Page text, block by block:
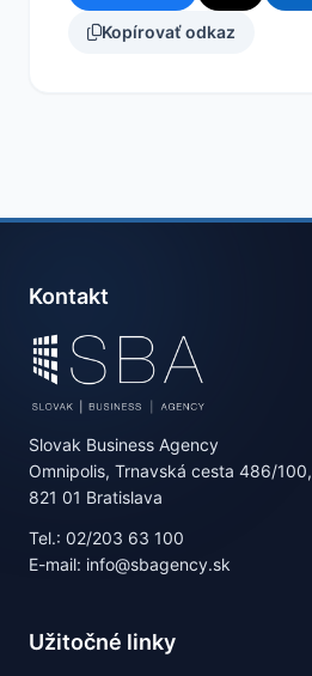
Kopírovať odkaz
Kontakt
Slovak Business Agency
Omnipolis, Trnavská cesta 486/100,
821 01 Bratislava
Tel.: 02/203 63 100
E-mail: info@sbagency.sk
Užitočné linky